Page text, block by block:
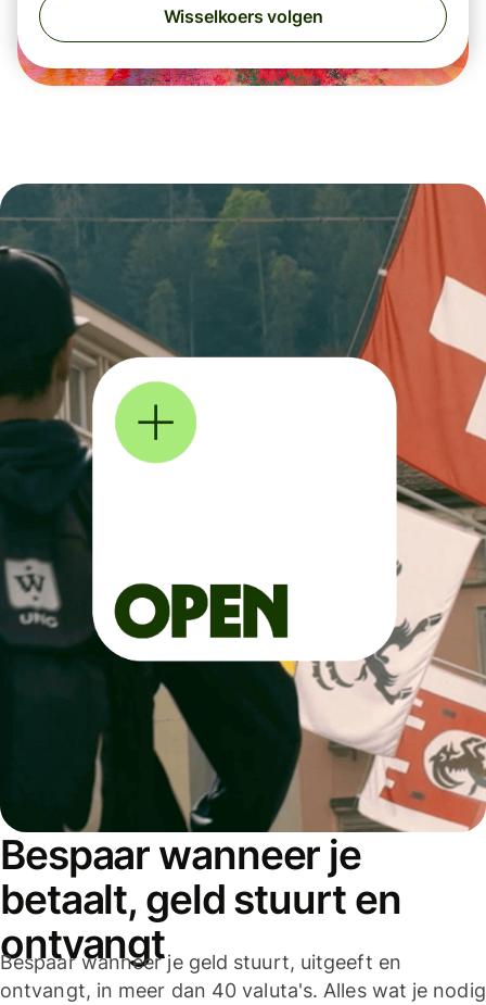
Wisselkoers volgen
Bespaar wanneer je
betaalt, geld stuurt en
ontvangt
Bespaar wanneer je geld stuurt, uitgeeft en
ontvangt, in meer dan 40 valuta's. Alles wat je nodig